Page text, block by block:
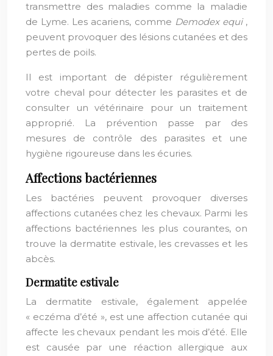
transmettre des maladies comme la maladie
de Lyme. Les acariens, comme Demodex equi ,
peuvent provoquer des lésions cutanées et des
pertes de poils.
Il est important de dépister régulièrement
votre cheval pour détecter les parasites et de
consulter un vétérinaire pour un traitement
approprié. La prévention passe par des
mesures de contrôle des parasites et une
hygiène rigoureuse dans les écuries.
Affections bactériennes
Les bactéries peuvent provoquer diverses
affections cutanées chez les chevaux. Parmi les
affections bactériennes les plus courantes, on
trouve la dermatite estivale, les crevasses et les
abcès.
Dermatite estivale
La dermatite estivale, également appelée
« eczéma d’été », est une affection cutanée qui
affecte les chevaux pendant les mois d’été. Elle
est causée par une réaction allergique aux